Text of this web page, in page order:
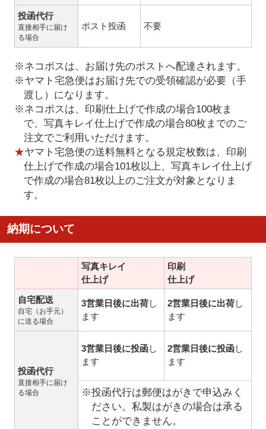
投函代行
直接相手に届け
る場合
ポスト投函 不要
※ネコポスは、お届け先のポストへ配達されます。
※ヤマト宅急便はお届け先での受領確認が必要（手
渡し）になります。
※ネコポスは、印刷仕上げで作成の場合100枚ま
で、写真キレイ仕上げで作成の場合80枚までのご
注文でご利用いただけます。
★ヤマト宅急便の送料無料となる規定枚数は、印刷
仕上げで作成の場合101枚以上、写真キレイ仕上げ
で作成の場合81枚以上のご注文が対象となりま
す。
納期について
写真キレイ
仕上げ
印刷
仕上げ
自宅配送
自宅（お手元）
に送る場合
3営業日後に出荷し
ます
2営業日後に出荷し
ます
投函代行
直接相手に届け
る場合
3営業日後に投函し
ます
2営業日後に投函し
ます
※投函代行は郵便はがきで申込みく
ださい。私製はがきの場合は承る
ことができません。